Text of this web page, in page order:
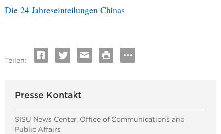
Die 24 Jahreseinteilungen Chinas
Teilen:
Presse Kontakt
SISU News Center, Office of Communications and
Public Affairs